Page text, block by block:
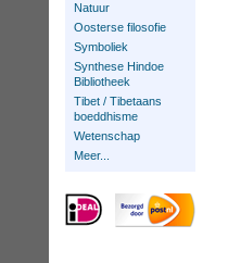
Natuur
Oosterse filosofie
Symboliek
Synthese Hindoe
Bibliotheek
Tibet / Tibetaans
boeddhisme
Wetenschap
Meer...